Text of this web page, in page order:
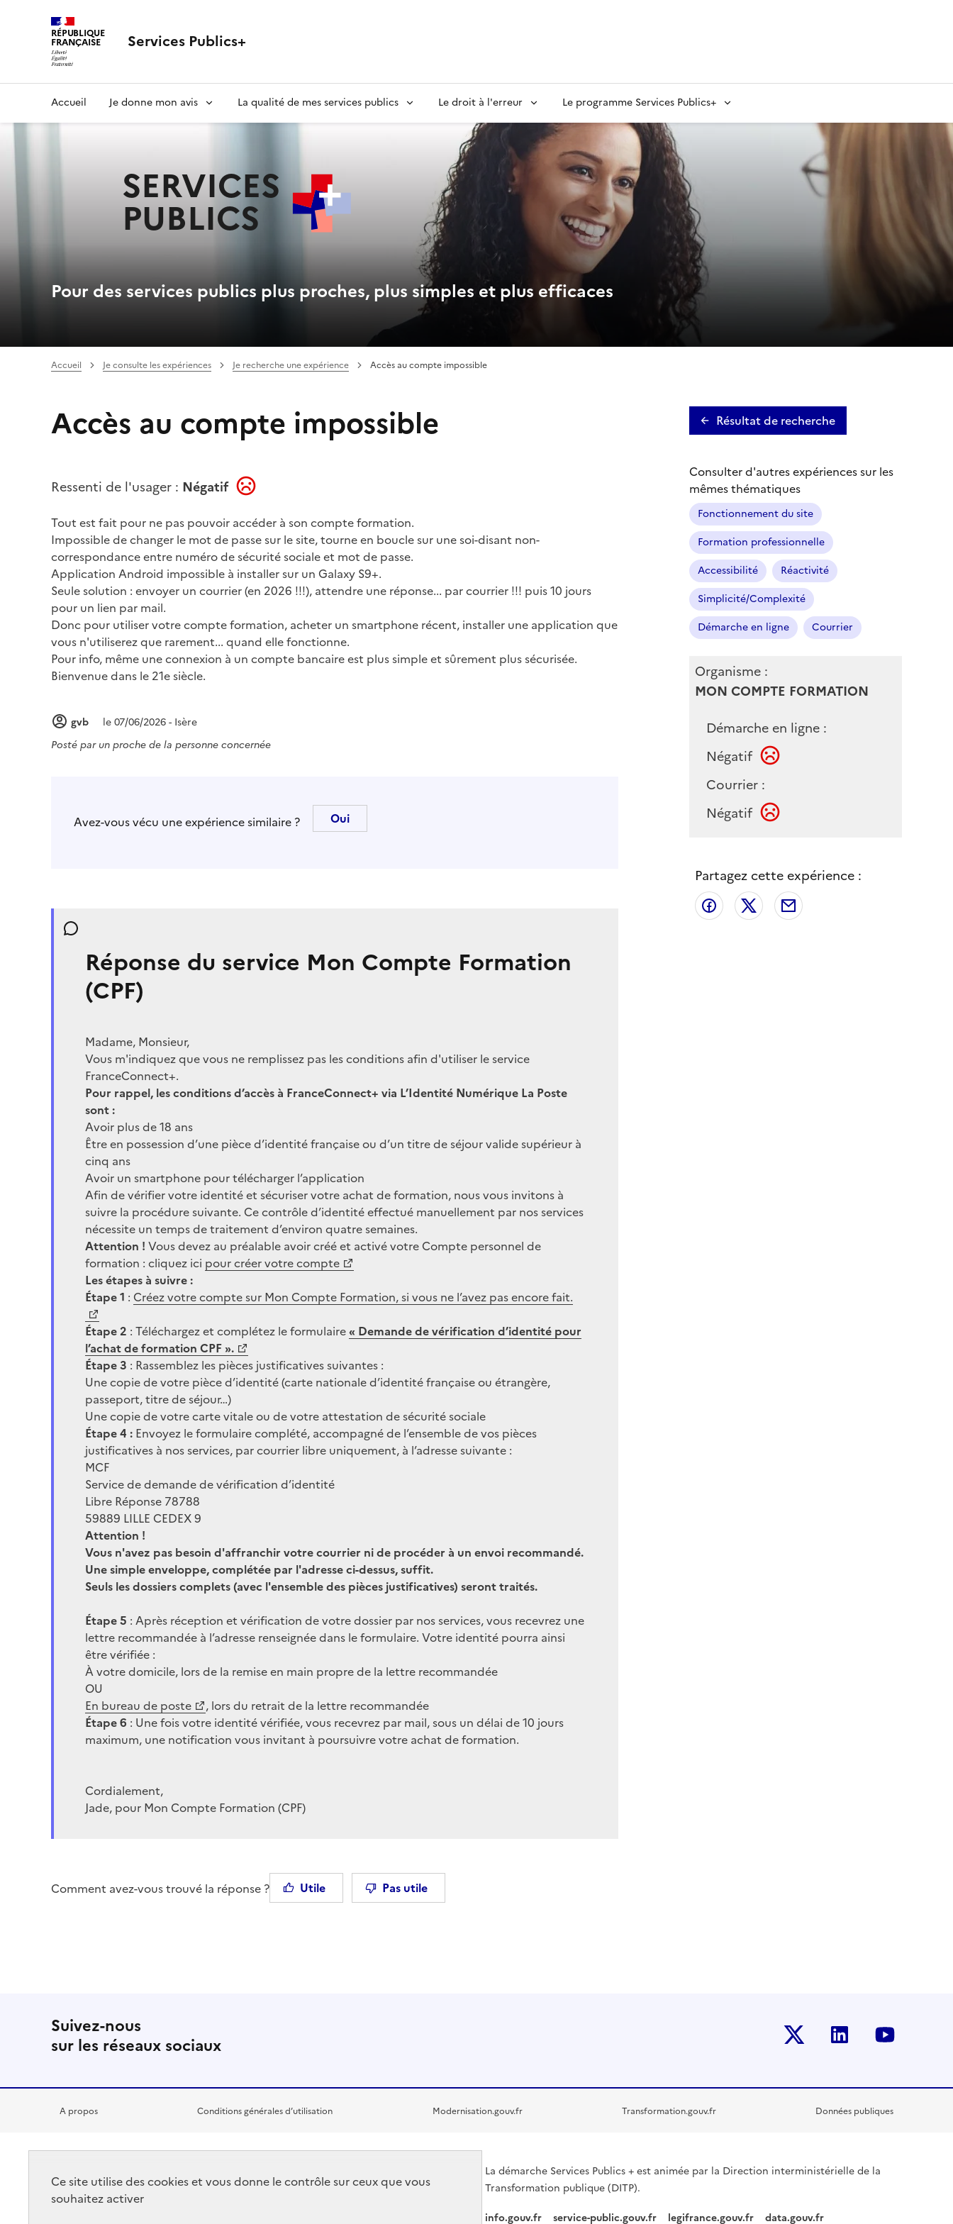
RÉPUBLIQUE
FRANÇAISE Services Publics+
principaleAccueil Je donne mon avis La qualité de mes services publics Le droit à l'erreur Le programme Services Publics+
SERVICES
PUBLICS
Pour des services publics plus proches, plus simples et plus efficaces
Accueil Je consulte les expériences Je recherche une expérience Accès au compte impossible
Accès au compte impossible
Ressenti de l'usager : Négatif
Tout est fait pour ne pas pouvoir accéder à son compte formation.
Impossible de changer le mot de passe sur le site, tourne en boucle sur une soi-disant non-
correspondance entre numéro de sécurité sociale et mot de passe.
Application Android impossible à installer sur un Galaxy S9+.
Seule solution : envoyer un courrier (en 2026 !!!), attendre une réponse... par courrier !!! puis 10 jours
pour un lien par mail.
Donc pour utiliser votre compte formation, acheter un smartphone récent, installer une application que
vous n'utiliserez que rarement... quand elle fonctionne.
Pour info, même une connexion à un compte bancaire est plus simple et sûrement plus sécurisée.
Bienvenue dans le 21e siècle.
gvb
le 07/06/2026 - Isère
Posté parun proche de la personne concernée
Avez-vous vécu une expérience similaire ?
Réponse du service Mon Compte Formation
(CPF)
Madame, Monsieur,
Vous m'indiquez que vous ne remplissez pas les conditions afin d'utiliser le service
FranceConnect+.
Pour rappel, les conditions d’accès à FranceConnect+ via L’Identité Numérique La Poste
sont :
Avoir plus de 18 ans
Être en possession d’une pièce d’identité française ou d’un titre de séjour valide supérieur à
cinq ans
Avoir un smartphone pour télécharger l’application
Afin de vérifier votre identité et sécuriser votre achat de formation, nous vous invitons à
suivre la procédure suivante. Ce contrôle d’identité effectué manuellement par nos services
nécessite un temps de traitement d’environ quatre semaines.
Attention ! Vous devez au préalable avoir créé et activé votre Compte personnel de
formation : cliquez ici pour créer votre compte
Les étapes à suivre :
Étape 1 : Créez votre compte sur Mon Compte Formation, si vous ne l’avez pas encore fait.
Étape 2 : Téléchargez et complétez le formulaire« Demande de vérification d’identité pour
l’achat de formation CPF ».
Étape 3 : Rassemblez les pièces justificatives suivantes :
Une copie de votre pièce d’identité (carte nationale d’identité française ou étrangère,
passeport, titre de séjour…)
Une copie de votre carte vitale ou de votre attestation de sécurité sociale
Étape 4 : Envoyez le formulaire complété, accompagné de l’ensemble de vos pièces
justificatives à nos services, par courrier libre uniquement, à l’adresse suivante :
MCF
Service de demande de vérification d’identité
Libre Réponse 78788
59889 LILLE CEDEX 9
Attention !
Vous n'avez pas besoin d'affranchir votre courrier ni de procéder à un envoi recommandé.
Une simple enveloppe, complétée par l'adresse ci-dessus, suffit.
Seuls les dossiers complets (avec l'ensemble des pièces justificatives) seront traités.
Étape 5 : Après réception et vérification de votre dossier par nos services, vous recevrez une
lettre recommandée à l’adresse renseignée dans le formulaire. Votre identité pourra ainsi
être vérifiée :
À votre domicile, lors de la remise en main propre de la lettre recommandée
OU
En bureau de poste
, lors du retrait de la lettre recommandée
Étape 6 : Une fois votre identité vérifiée, vous recevrez par mail, sous un délai de 10 jours
maximum, une notification vous invitant à poursuivre votre achat de formation.
Cordialement,
Jade, pour Mon Compte Formation (CPF)
Comment avez-vous trouvé la réponse ? Utile Pas utile
Résultat de recherche
Consulter d'autres expériences sur les
mêmes thématiques
Fonctionnement du site
Formation professionnelle
Accessibilité
Réactivité
Simplicité/Complexité
Démarche en ligne
Courrier
Organisme :
MON COMPTE FORMATION
Démarche en ligne :
Négatif
Courrier :
Négatif
Partagez cette expérience :
Partager sur Facebook
Partager sur X
Suivez-nous
sur les réseaux sociaux
Twitter-x Linkedin
A propos Conditions générales d’utilisation Modernisation.gouv.fr Transformation.gouv.fr Données publiques
RÉPUBLIQUE
FRANÇAISE
La démarche Services Publics + est animée par la Direction interministérielle de la
Transformation publique (DITP).
info.gouv.fr
service-public.gouv.fr legifrance.gouv.fr data.gouv.fr
Ce site utilise des cookies et vous donne le contrôle sur ceux que vous
souhaitez activer